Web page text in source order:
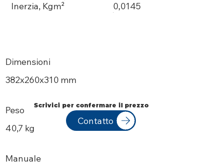
Inerzia, Kgm² 0,0145
Dimensioni
382х260x310 mm
Peso
40,7 kg
Manuale
Scrivici per confermare il prezzo
Contatto